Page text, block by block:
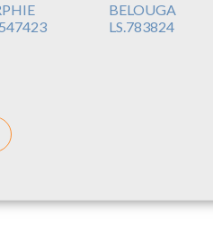
BELOUGA
LS.783824